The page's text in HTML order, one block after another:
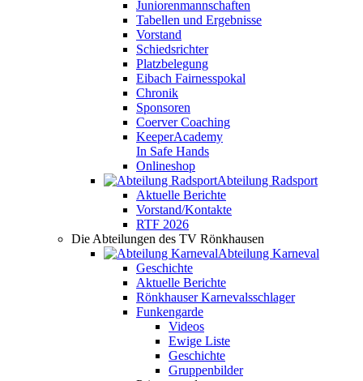
Juniorenmannschaften
Tabellen und Ergebnisse
Vorstand
Schiedsrichter
Platzbelegung
Eibach Fairnesspokal
Chronik
Sponsoren
Coerver Coaching
KeeperAcademy
In Safe Hands
Onlineshop
Abteilung Radsport
Aktuelle Berichte
Vorstand/Kontakte
RTF 2026
Die Abteilungen des TV Rönkhausen
Abteilung Karneval
Geschichte
Aktuelle Berichte
Rönkhauser Karnevalsschlager
Funkengarde
Videos
Ewige Liste
Geschichte
Gruppenbilder